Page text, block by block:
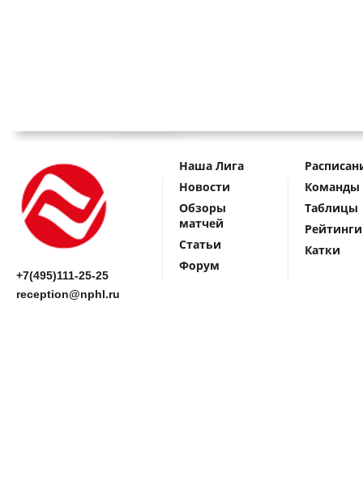
+7(495)111-25-25
reception@nphl.ru
Наша Лига
Новости
Обзоры
матчей
Статьи
Форум
Команды
Таблицы
Рейтинги
Катки